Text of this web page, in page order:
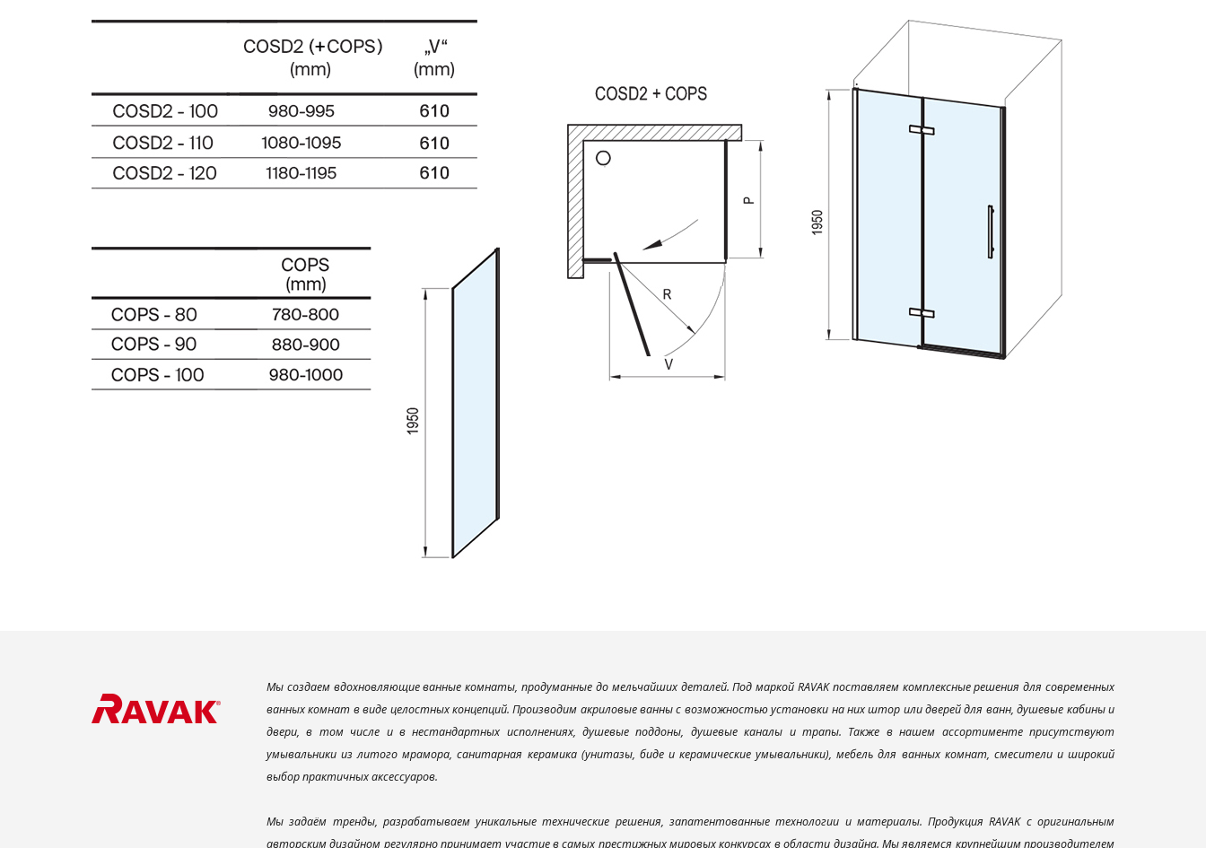
Мы создаем вдохновляющие ванные комнаты, продуманные до мельчайших деталей. Под маркой RAVAK поставляем комплексные решения для современных
ванных комнат в виде целостных концепций. Производим акриловые ванны с возможностью установки на них штор или дверей для ванн, душевые кабины и
двери, в том числе и в нестандартных исполнениях, душевые поддоны, душевые каналы и трапы. Также в нашем ассортименте присутствуют
умывальники из литого мрамора, санитарная керамика (унитазы, биде и керамические умывальники), мебель для ванных комнат, смесители и широкий
выбор практичных аксессуаров.
Мы задаём тренды, разрабатываем уникальные технические решения, запатентованные технологии и материалы. Продукция RAVAK с оригинальным
авторским дизайном регулярно принимает участие в самых престижных мировых конкурсах в области дизайна. Мы являемся крупнейшим производителем